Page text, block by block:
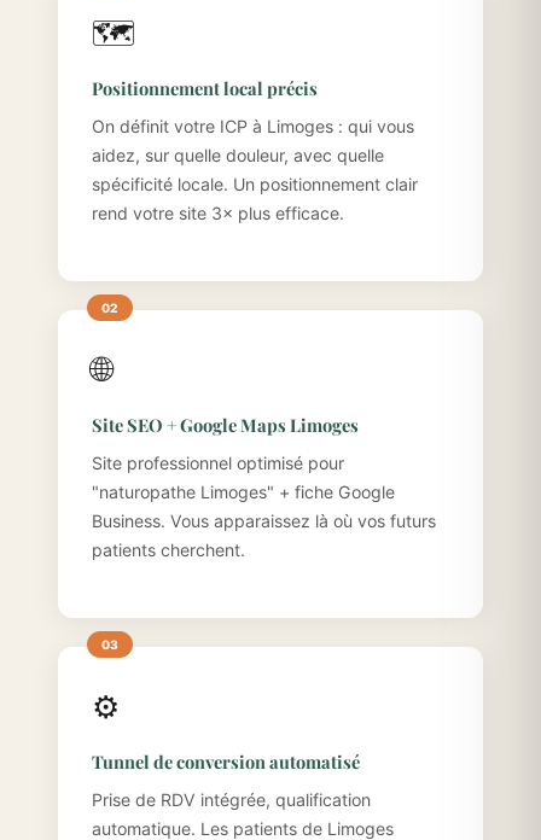
🗺️
Positionnement local précis
On définit votre ICP à Limoges : qui vous
aidez, sur quelle douleur, avec quelle
spécificité locale. Un positionnement clair
rend votre site 3× plus efficace.
🌐
Site SEO + Google Maps Limoges
Site professionnel optimisé pour
"naturopathe Limoges" + fiche Google
Business. Vous apparaissez là où vos futurs
patients cherchent.
⚙️
Tunnel de conversion automatisé
Prise de RDV intégrée, qualification
automatique. Les patients de Limoges